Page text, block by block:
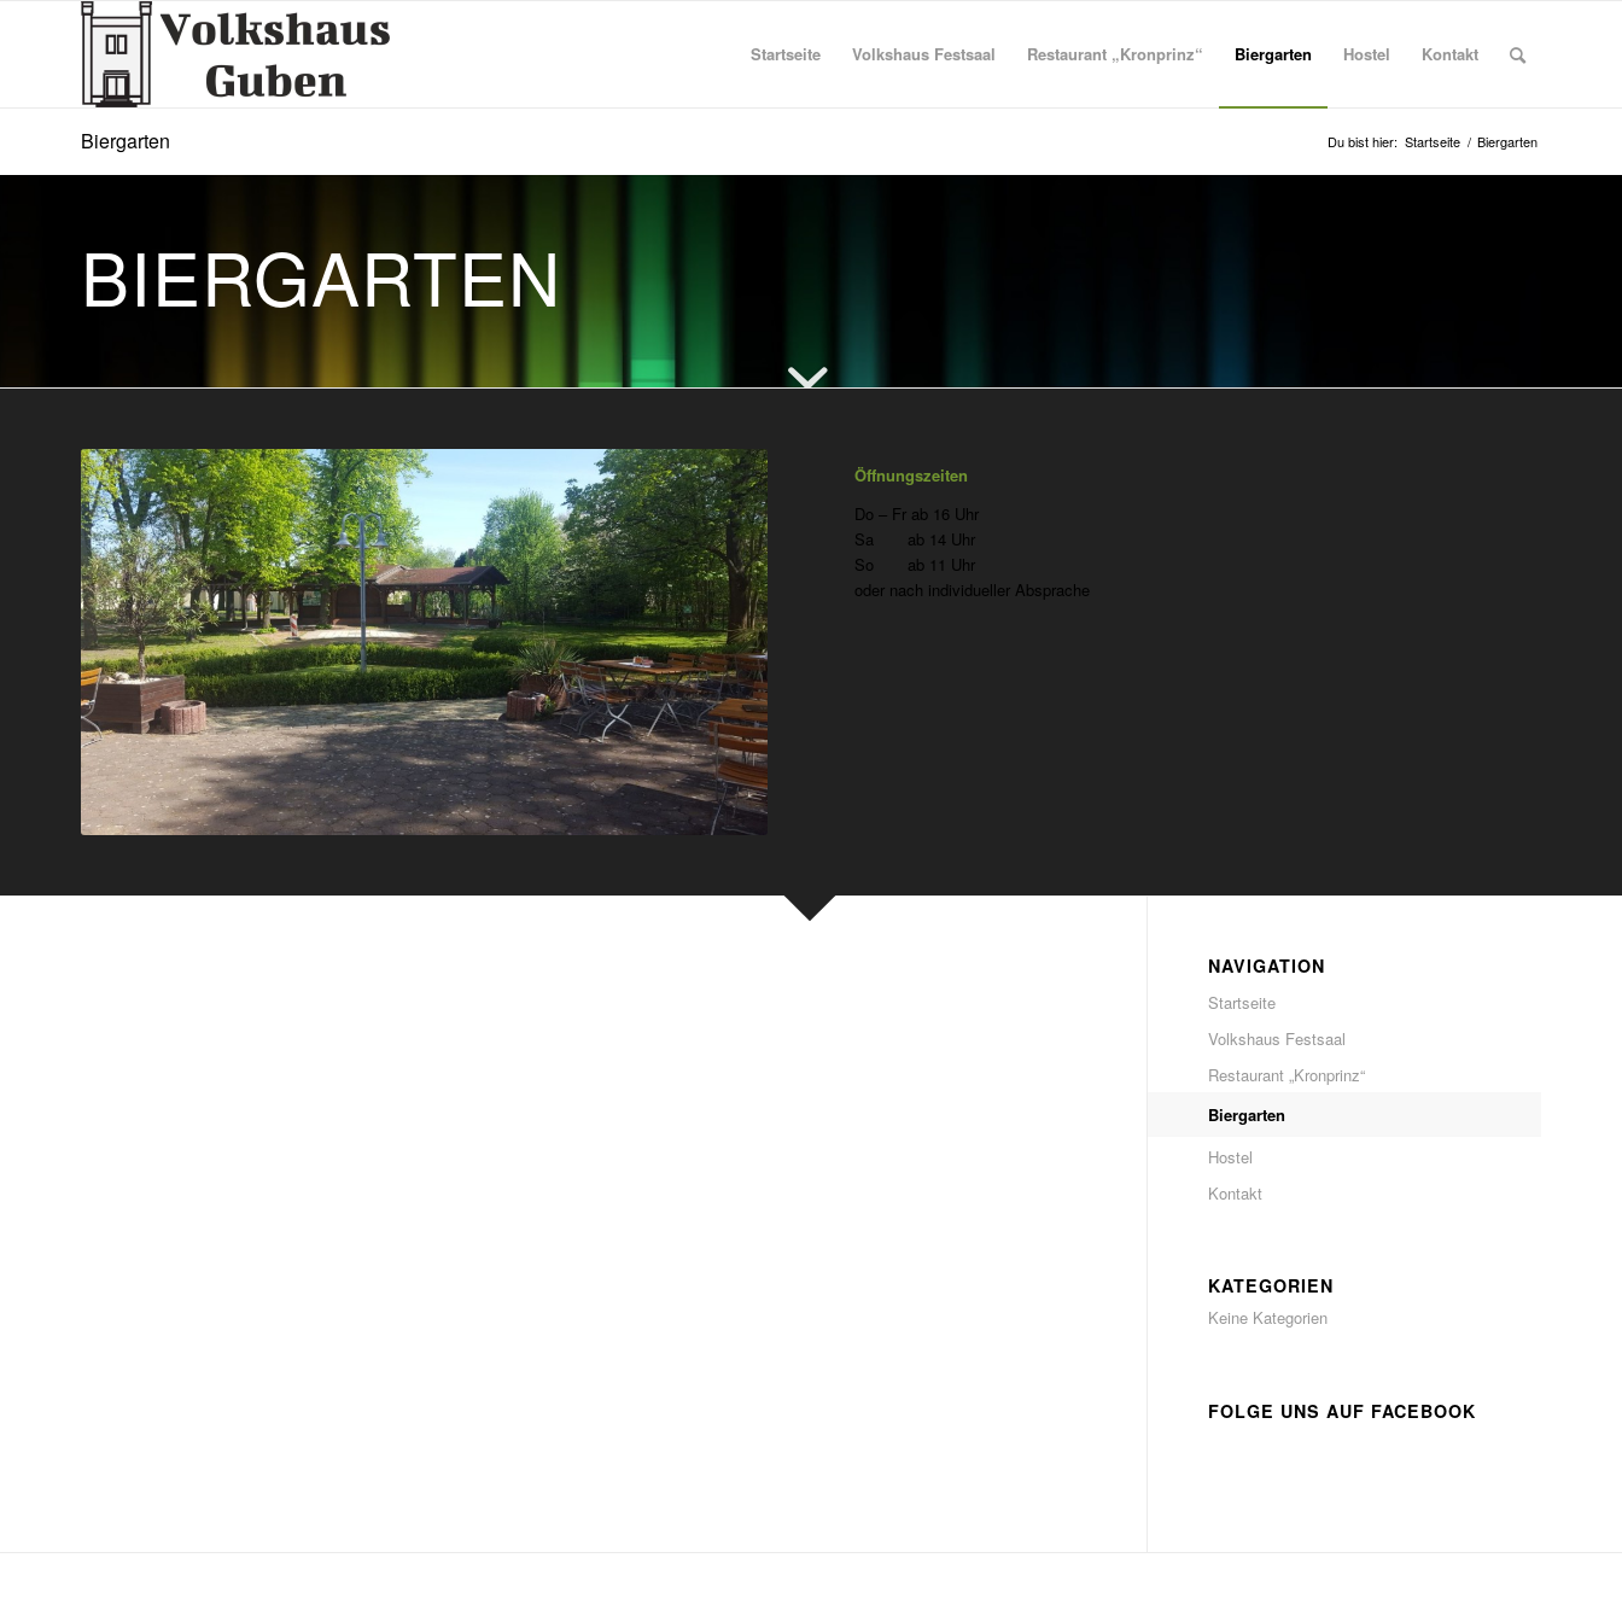
Startseite Volkshaus Festsaal Restaurant „Kronprinz“ Biergarten Hostel Kontakt
Biergarten Du bist hier: Startseite / Biergarten
BIERGARTEN
Öffnungszeiten
Do – Fr ab 16 Uhr
Sa ab 14 Uhr
So ab 11 Uhr
oder nach individueller Absprache
NAVIGATION
Startseite
Volkshaus Festsaal
Restaurant „Kronprinz“
Biergarten
Hostel
Kontakt
KATEGORIEN
Keine Kategorien
FOLGE UNS AUF FACEBOOK